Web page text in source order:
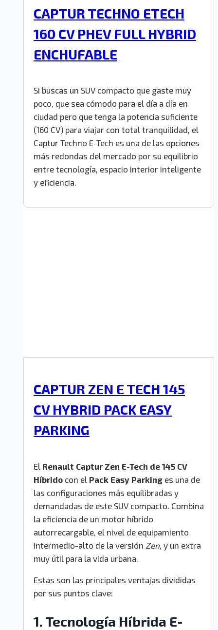
CAPTUR TECHNO ETECH
160 CV PHEV FULL HYBRID
ENCHUFABLE
Si buscas un SUV compacto que gaste muy
poco, que sea cómodo para el día a día en
ciudad pero que tenga la potencia suficiente
(160 CV) para viajar con total tranquilidad, el
Captur Techno E-Tech es una de las opciones
más redondas del mercado por su equilibrio
entre tecnología, espacio interior inteligente
y eficiencia.
CAPTUR ZEN E TECH 145
CV HYBRID PACK EASY
PARKING
El Renault Captur Zen E-Tech de 145 CV
Híbrido con el Pack Easy Parking es una de
las configuraciones más equilibradas y
demandadas de este SUV compacto. Combina
la eficiencia de un motor híbrido
autorrecargable, el nivel de equipamiento
intermedio-alto de la versión Zen, y un extra
muy útil para la vida urbana.
Estas son las principales ventajas divididas
por sus puntos clave:
1. Tecnología Híbrida E-